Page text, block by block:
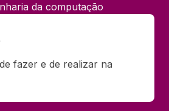
da computação
fazer e de realizar na